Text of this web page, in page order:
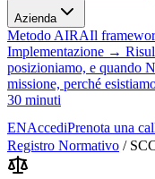
Azienda
Metodo AIRAIl
Implementazione →
posizioniamo, e quando
missione, perché
30 minuti
ENAccediPrenota una
Registro Normativo /